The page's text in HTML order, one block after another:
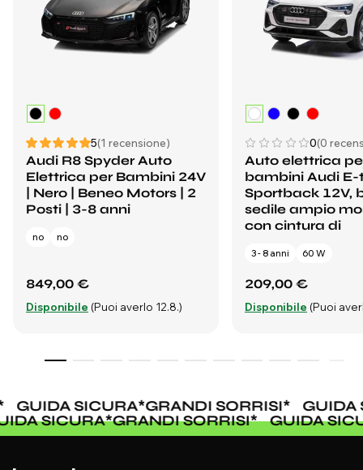
5(1 recensione)
Audi R8 Spyder Auto
Elettrica per Bambini 24V
| Nero | Beneo Motors | 2
Posti | 3-8 anni
no no
849,00 €
Disponibile (Puoi averlo 12.8.)
0(0
Auto elettrica
bambini Audi E-
Sportback 12V,
sedile ampio
con cintura di
3 - 8 anni 60 W
209,00 €
Disponibile (Puoi
GUIDA SICURA*GRANDI SORRISI*
GUIDA
SICURA*GRANDI SORRISI* GUIDA